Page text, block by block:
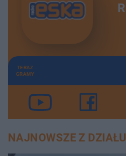
TERAZ
GRAMY
NAJNOWSZE Z